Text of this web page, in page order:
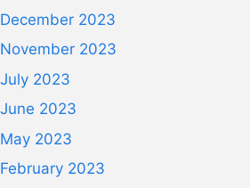
December 2023
November 2023
July 2023
June 2023
May 2023
February 2023